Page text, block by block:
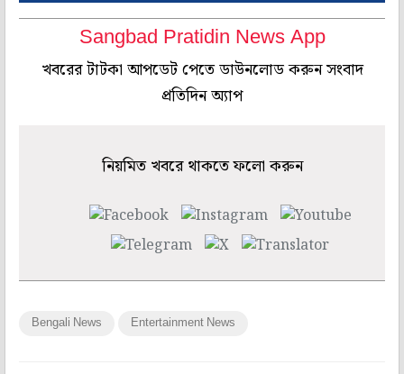
Sangbad Pratidin News App
খবরের টাটকা আপডেট পেতে ডাউনলোড করুন সংবাদ
প্রতিদিন অ্যাপ
নিয়মিত খবরে থাকতে ফলো করুন
Bengali News Entertainment News